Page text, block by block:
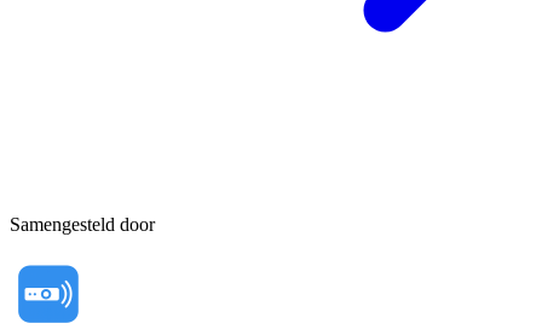
Samengesteld door